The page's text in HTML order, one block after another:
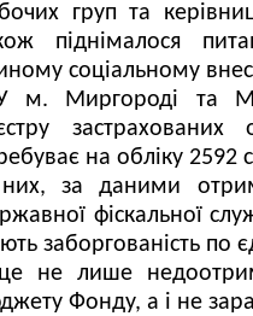
груп та
піднімалося
соціальному
м. Миргороді та
на обліку 2592
них, за даними
фіскальної
заборгованість по
не лише
Фонду, а і не